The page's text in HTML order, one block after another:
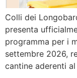
Colli dei
presenta
programma per i
settembre 2026,
cantine aderenti